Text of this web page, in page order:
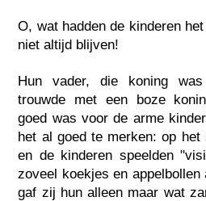
O, wat hadden de kinderen
niet altijd blijven!
Hun vader, die koning
trouwde met een boze
goed was voor de arme
het al goed te merken: op
en de kinderen speelden
zoveel koekjes en
gaf zij hun alleen maar wat